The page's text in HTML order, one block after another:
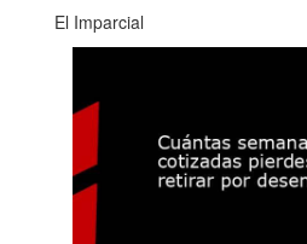
El Imparcial